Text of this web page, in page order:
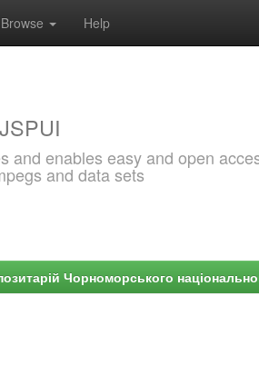
Browse Help
JSPUI
and enables easy and open
and data sets
Чорноморського